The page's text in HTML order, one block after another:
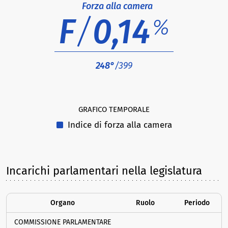
Forza alla camera
F/0,14%
248°/399
GRAFICO TEMPORALE
Indice di forza alla camera
Incarichi parlamentari nella legislatura
Organo Ruolo Periodo
COMMISSIONE PARLAMENTARE